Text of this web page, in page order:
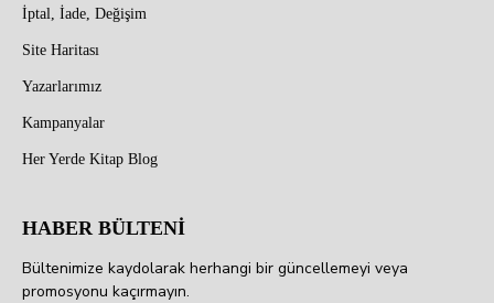
İptal, İade, Değişim
Site Haritası
Yazarlarımız
Kampanyalar
Her Yerde Kitap Blog
HABER BÜLTENİ
Bültenimize kaydolarak herhangi bir güncellemeyi veya
promosyonu kaçırmayın.